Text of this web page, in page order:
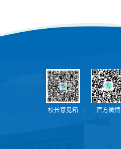
校长意见箱
官方微博